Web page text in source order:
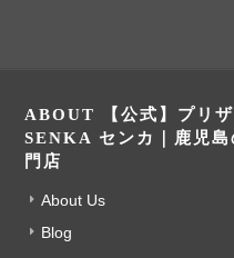
ABOUT 【公式】プリ
SENKA センカ｜鹿児
門店
About Us
Blog